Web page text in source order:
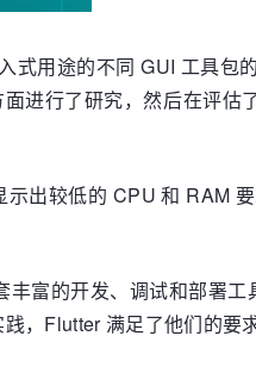
用途的不同 GUI 工具
进行了研究，然后在评
出较低的 CPU 和 RAM
富的开发、调试和部署
，Flutter 满足了他们的